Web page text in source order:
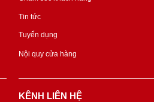
Tin tức
Tuyển dụng
Nội quy cửa hàng
KÊNH LIÊN HỆ